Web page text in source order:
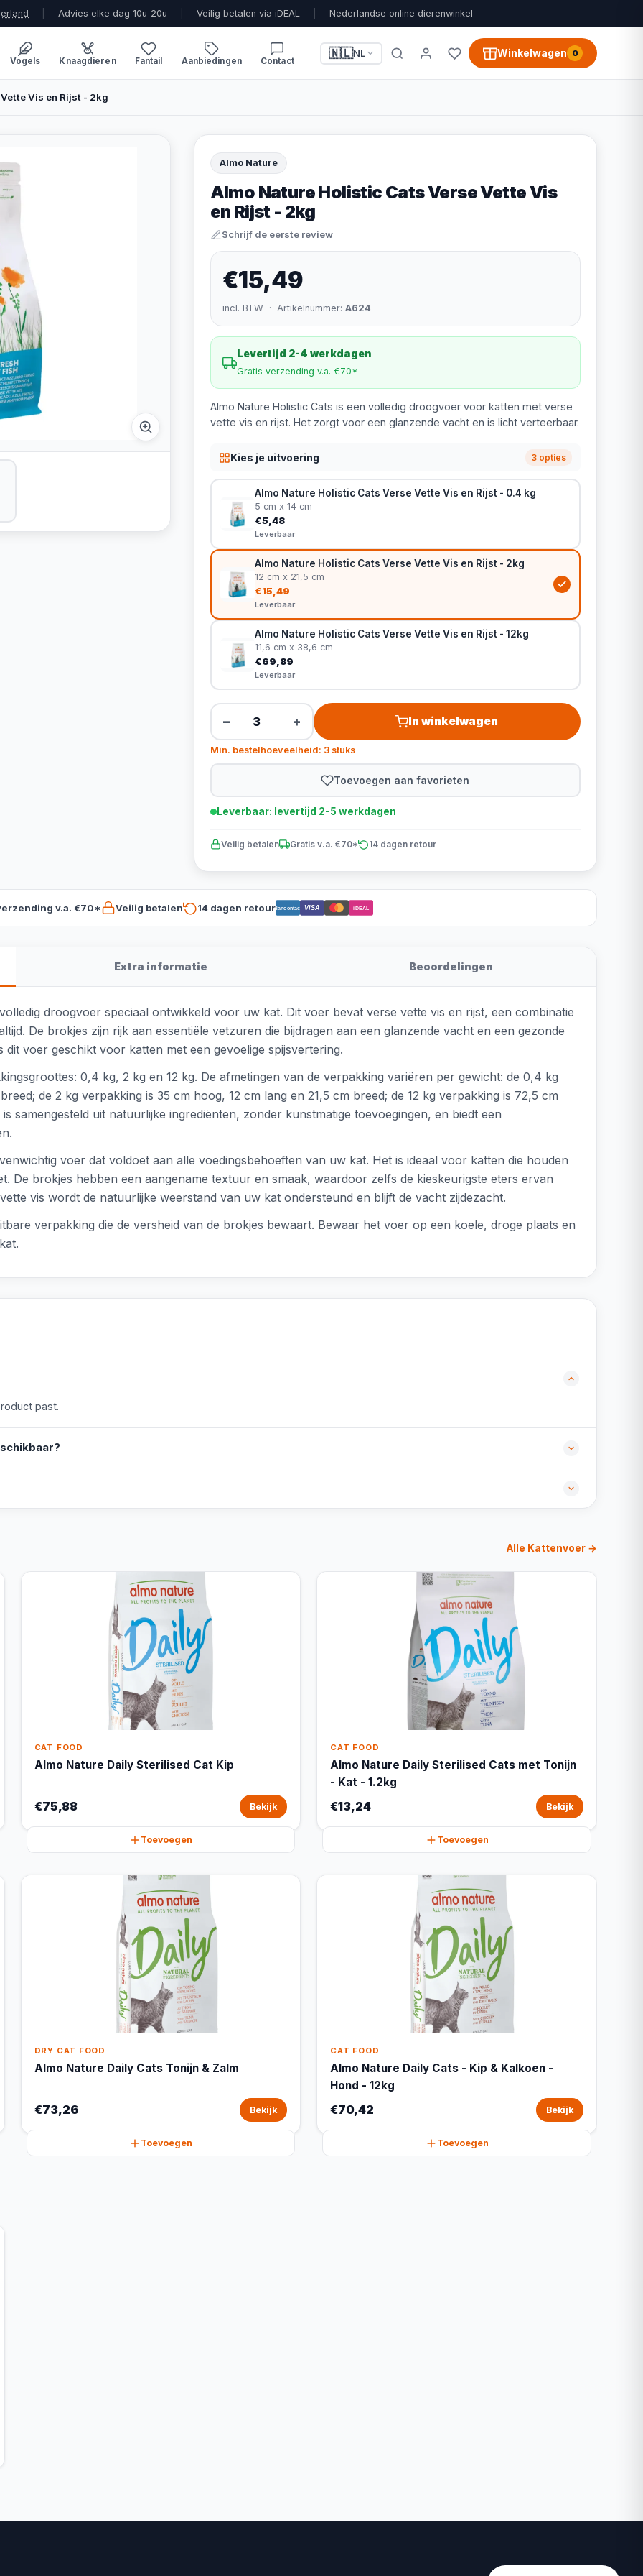
Advies elke dag 10u-20u Veilig betalen via iDEAL Nederlandse online dierenwinkel
Vogels Knaagdieren Fantail Aanbiedingen Contact
🇳🇱NL Winkelwagen 0
Vis en Rijst - 2kg
Almo Nature
Almo Nature Holistic Cats Verse Vette Vis
en Rijst - 2kg
Schrijf de eerste review
€15,49
incl. BTW · Artikelnummer: A624
Levertijd 2-4 werkdagen
Gratis verzending v.a. €70*
Almo Nature Holistic Cats is een volledig droogvoer voor katten met verse
vette vis en rijst. Het zorgt voor een glanzende vacht en is licht verteerbaar.
Kies je uitvoering 3 opties
Almo Nature Holistic Cats Verse Vette Vis en Rijst - 0.4 kg
5 cm x 14 cm
€5,48
Leverbaar
Almo Nature Holistic Cats Verse Vette Vis en Rijst - 2kg
12 cm x 21,5 cm
€15,49
Leverbaar
Almo Nature Holistic Cats Verse Vette Vis en Rijst - 12kg
11,6 cm x 38,6 cm
€69,89
Leverbaar
− + In winkelwagen
Min. bestelhoeveelheid: 3 stuks
Toevoegen aan favorieten
Leverbaar: levertijd 2-5 werkdagen
Veilig betalen Gratis v.a. €70* 14 dagen retour
v.a. €70* Veilig betalen 14 dagen retourBancontact VISA iDEAL
Extra informatie Beoordelingen
droogvoer speciaal ontwikkeld voor uw kat. Dit voer bevat verse vette vis en rijst, een combinatie
De brokjes zijn rijk aan essentiële vetzuren die bijdragen aan een glanzende vacht en een gezonde
voer geschikt voor katten met een gevoelige spijsvertering.
0,4 kg, 2 kg en 12 kg. De afmetingen van de verpakking variëren per gewicht: de 0,4 kg
de 2 kg verpakking is 35 cm hoog, 12 cm lang en 21,5 cm breed; de 12 kg verpakking is 72,5 cm
samengesteld uit natuurlijke ingrediënten, zonder kunstmatige toevoegingen, en biedt een
voer dat voldoet aan alle voedingsbehoeften van uw kat. Het is ideaal voor katten die houden
De brokjes hebben een aangename textuur en smaak, waardoor zelfs de kieskeurigste eters ervan
vis wordt de natuurlijke weerstand van uw kat ondersteund en blijft de vacht zijdezacht.
verpakking die de versheid van de brokjes bewaart. Bewaar het voer op een koele, droge plaats en
past.
Alle Kattenvoer →
CAT FOOD
Almo Nature Daily Sterilised Cat Kip
€75,88 Bekijk
Toevoegen
CAT FOOD
Almo Nature Daily Sterilised Cats met Tonijn
- Kat - 1.2kg
€13,24 Bekijk
Toevoegen
DRY CAT FOOD
Almo Nature Daily Cats Tonijn & Zalm
€73,26 Bekijk
Toevoegen
CAT FOOD
Almo Nature Daily Cats - Kip & Kalkoen -
Hond - 12kg
€70,42 Bekijk
Toevoegen